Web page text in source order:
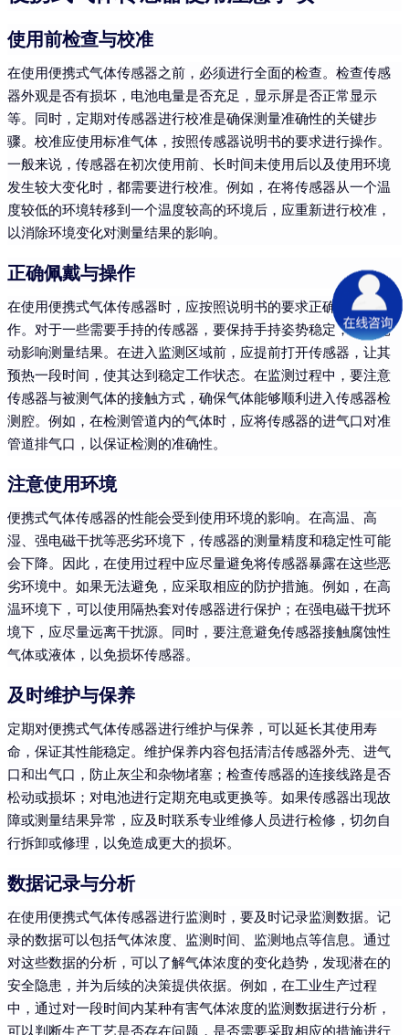
使用前检查与校准
在使用便携式气体传感器之前，必须进行全面的检查。检查传感
器外观是否有损坏，电池电量是否充足，显示屏是否正常显示
等。同时，定期对传感器进行校准是确保测量准确性的关键步
骤。校准应使用标准气体，按照传感器说明书的要求进行操作。
一般来说，传感器在初次使用前、长时间未使用后以及使用环境
发生较大变化时，都需要进行校准。例如，在将传感器从一个温
度较低的环境转移到一个温度较高的环境后，应重新进行校准，
以消除环境变化对测量结果的影响。
正确佩戴与操作
在使用便携式气体传感器时，应按照说明书的要求正确佩戴和操
作。对于一些需要手持的传感器，要保持手持姿势稳定，避免晃
动影响测量结果。在进入监测区域前，应提前打开传感器，让其
预热一段时间，使其达到稳定工作状态。在监测过程中，要注意
传感器与被测气体的接触方式，确保气体能够顺利进入传感器检
测腔。例如，在检测管道内的气体时，应将传感器的进气口对准
管道排气口，以保证检测的准确性。
注意使用环境
便携式气体传感器的性能会受到使用环境的影响。在高温、高
湿、强电磁干扰等恶劣环境下，传感器的测量精度和稳定性可能
会下降。因此，在使用过程中应尽量避免将传感器暴露在这些恶
劣环境中。如果无法避免，应采取相应的防护措施。例如，在高
温环境下，可以使用隔热套对传感器进行保护；在强电磁干扰环
境下，应尽量远离干扰源。同时，要注意避免传感器接触腐蚀性
气体或液体，以免损坏传感器。
及时维护与保养
定期对便携式气体传感器进行维护与保养，可以延长其使用寿
命，保证其性能稳定。维护保养内容包括清洁传感器外壳、进气
口和出气口，防止灰尘和杂物堵塞；检查传感器的连接线路是否
松动或损坏；对电池进行定期充电或更换等。如果传感器出现故
障或测量结果异常，应及时联系专业维修人员进行检修，切勿自
行拆卸或修理，以免造成更大的损坏。
数据记录与分析
在使用便携式气体传感器进行监测时，要及时记录监测数据。记
录的数据可以包括气体浓度、监测时间、监测地点等信息。通过
对这些数据的分析，可以了解气体浓度的变化趋势，发现潜在的
安全隐患，并为后续的决策提供依据。例如，在工业生产过程
中，通过对一段时间内某种有害气体浓度的监测数据进行分析，
可以判断生产工艺是否存在问题，是否需要采取相应的措施进行